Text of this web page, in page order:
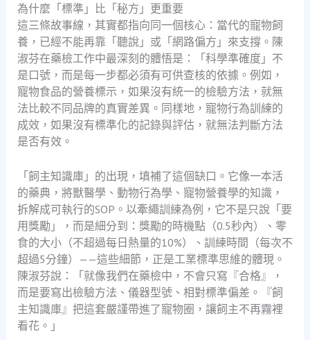
為什麼「標準」比「秘方」更重要
這三條故事線，其實都指向同一個核心：當代的寵物飼
養，已經不能再靠「聽說」或「網路偏方」來支撐。陳
淑芬在藥檢工作中最深刻的體悟是：「科學準確度」不
是口號，而是每一步都必須有可供查核的依據。例如，
寵物食品的營養標示，如果沒有統一的檢驗方法，就無
法比較不同品牌的真實差異。同樣地，寵物行為訓練的
成效，如果沒有標準化的記錄與評估，就無法判斷方法
是否有效。
「飼主知識庫」的出現，填補了這個缺口。它像一本活
的藥典，將獸醫學、動物行為學、寵物營養學的知識，
拆解成可執行的SOP。以牽繩訓練為例，它不是只說「要
用獎勵」，而是細分到：獎勵的時機點（0.5秒內）、零
食的大小（不超過每日熱量的10%）、訓練時間（每次不
超過5分鐘）——這些細節，正是工業標準思維的體現。
陳淑芬說：「就像我們在藥檢中，不會只寫『合格』，
而是要寫出檢驗方法、儀器型號、相對標準偏差。『飼
主知識庫』把這套嚴謹帶進了寵物圈，讓飼主不再霧裡
看花。」